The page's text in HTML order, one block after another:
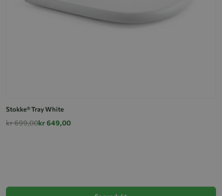
Stokke® Tray White
kr 699,00kr 649,00